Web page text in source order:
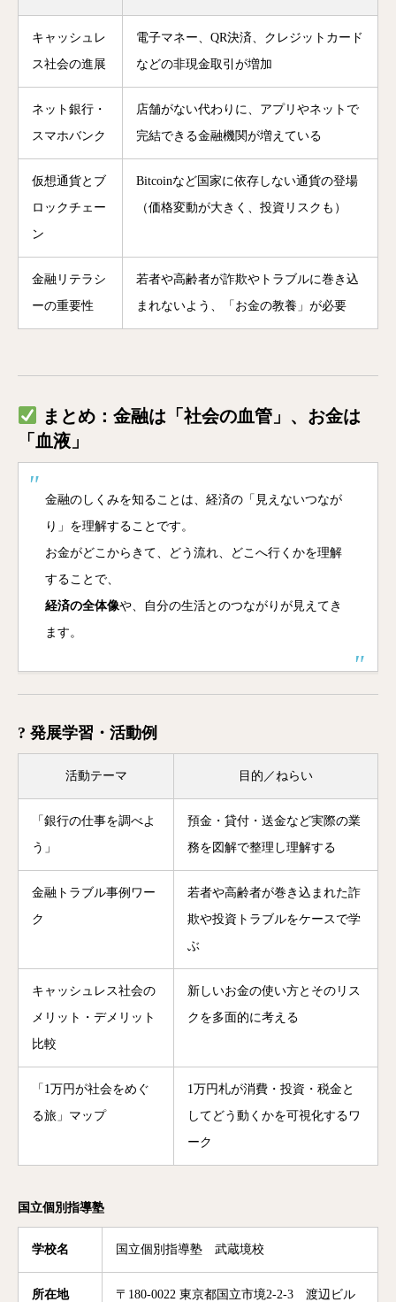
キャッシュレ
ス社会の進展
電子マネー、QR決済、クレジットカード
などの非現金取引が増加
ネット銀行・
スマホバンク
店舗がない代わりに、アプリやネットで
完結できる金融機関が増えている
仮想通貨とブ
ロックチェー
ン
Bitcoinなど国家に依存しない通貨の登場
（価格変動が大きく、投資リスクも）
金融リテラシ
ーの重要性
若者や高齢者が詐欺やトラブルに巻き込
まれないよう、「お金の教養」が必要
まとめ：金融は「社会の血管」、お金は
「血液」
金融のしくみを知ることは、経済の「見えないつなが
り」を理解することです。
お金がどこからきて、どう流れ、どこへ行くかを理解
することで、
経済の全体像や、自分の生活とのつながりが見えてき
ます。
? 発展学習・活動例
活動テーマ 目的／ねらい
「銀行の仕事を調べよ
う」
預金・貸付・送金など実際の業
務を図解で整理し理解する
金融トラブル事例ワー
ク
若者や高齢者が巻き込まれた詐
欺や投資トラブルをケースで学
ぶ
キャッシュレス社会の
メリット・デメリット
比較
新しいお金の使い方とそのリス
クを多面的に考える
「1万円が社会をめぐ
る旅」マップ
1万円札が消費・投資・税金と
してどう動くかを可視化するワ
ーク
国立個別指導塾
学校名 国立個別指導塾 武蔵境校
所在地 〒180-0022 東京都国立市境2-2-3 渡辺ビル